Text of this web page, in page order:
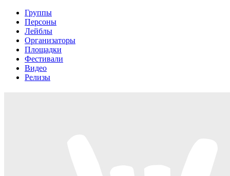
Группы
Персоны
Лейблы
Организаторы
Площадки
Фестивали
Видео
Релизы